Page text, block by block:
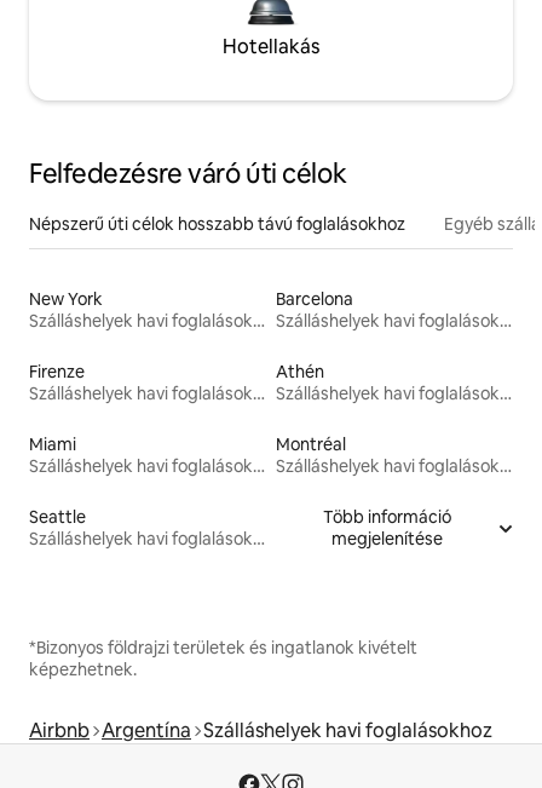
Hotellakás
Felfedezésre váró úti célok
Népszerű úti célok hosszabb távú foglalásokhoz Egyéb
New York
Szálláshelyek havi foglalásokhoz
Barcelona
Szálláshelyek havi foglalásokhoz
Firenze
Szálláshelyek havi foglalásokhoz
Athén
Szálláshelyek havi foglalásokhoz
Miami
Szálláshelyek havi foglalásokhoz
Montréal
Szálláshelyek havi foglalásokhoz
Seattle
Szálláshelyek havi foglalásokhoz
Több információ
megjelenítése
*Bizonyos földrajzi területek és ingatlanok kivételt
képezhetnek.
Airbnb Argentína Szálláshelyek havi foglalásokhoz